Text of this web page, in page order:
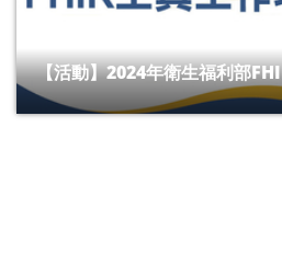
【活動】2024年衛生福利部